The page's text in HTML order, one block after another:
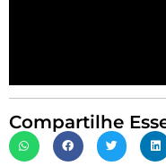
Compartilhe